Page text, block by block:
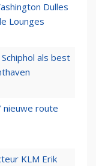
Dulles
Lounges
als best
nieuwe route
KLM Erik